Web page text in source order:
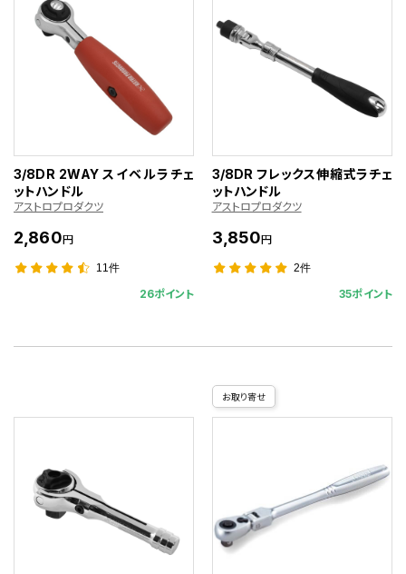
3/8DR 2WAY スイベルラチェ
ットハンドル
アストロプロダクツ
2,860円
11件
26ポイント
3/8DR フレックス伸縮式ラチェ
ットハンドル
アストロプロダクツ
3,850円
2件
35ポイント
お取り寄せ